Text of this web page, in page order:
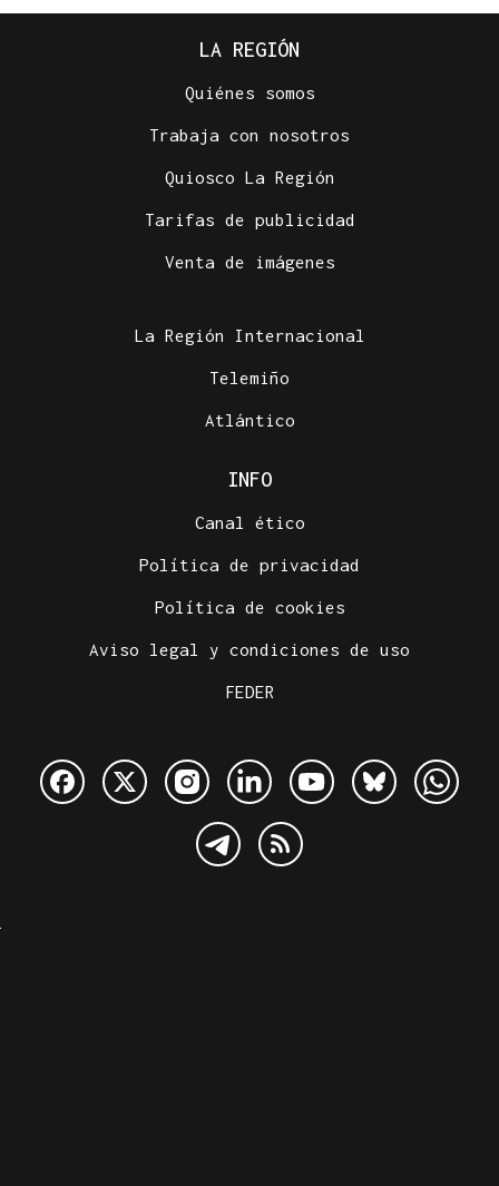
LA REGIÓN
Quiénes somos
Trabaja con nosotros
Quiosco La Región
Tarifas de publicidad
Venta de imágenes
La Región Internacional
Telemiño
Atlántico
INFO
Canal ético
Política de privacidad
Política de cookies
Aviso legal y condiciones de uso
FEDER